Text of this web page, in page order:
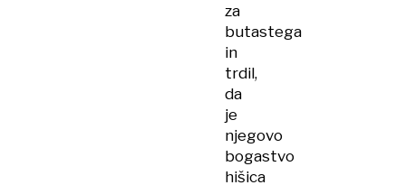
za
butastega
in
trdil,
da
je
njegovo
bogastvo
hišica